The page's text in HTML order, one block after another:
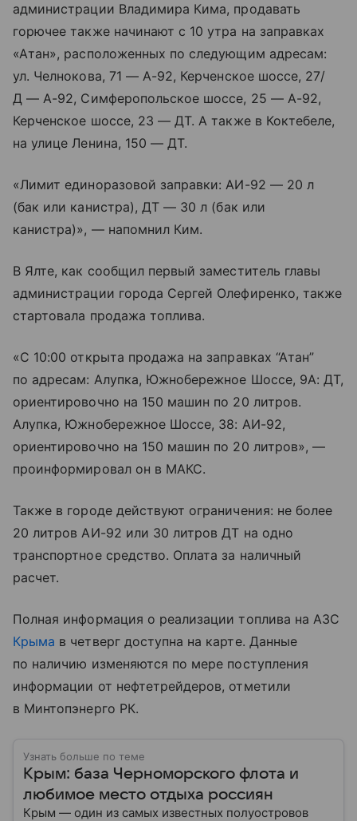
администрации Владимира Кима, продавать
горючее также начинают с 10 утра на заправках
«Атан», расположенных по следующим адресам:
ул. Челнокова, 71 — А-92, Керченское шоссе, 27/
Д — А-92, Симферопольское шоссе, 25 — А-92,
Керченское шоссе, 23 — ДТ. А также в Коктебеле,
на улице Ленина, 150 — ДТ.
«Лимит единоразовой заправки: АИ-92 — 20 л
(бак или канистра), ДТ — 30 л (бак или
канистра)», — напомнил Ким.
В Ялте, как сообщил первый заместитель главы
администрации города Сергей Олефиренко, также
стартовала продажа топлива.
«С 10:00 открыта продажа на заправках “Атан”
по адресам: Алупка, Южнобережное Шоссе, 9А: ДТ,
ориентировочно на 150 машин по 20 литров.
Алупка, Южнобережное Шоссе, 38: АИ-92,
ориентировочно на 150 машин по 20 литров», —
проинформировал он в МАКС.
Также в городе действуют ограничения: не более
20 литров АИ-92 или 30 литров ДТ на одно
транспортное средство. Оплата за наличный
расчет.
Полная информация о реализации топлива на АЗС
Крыма в четверг доступна на карте. Данные
по наличию изменяются по мере поступления
информации от нефтетрейдеров, отметили
в Минтопэнерго РК.
Узнать больше по теме
Крым: база Черноморского флота и
любимое место отдыха россиян
Крым — один из самых известных полуостровов